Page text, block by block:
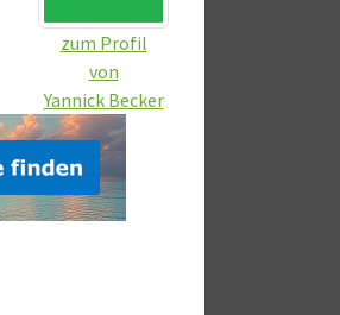
zum Profil
von
Yannick Becker